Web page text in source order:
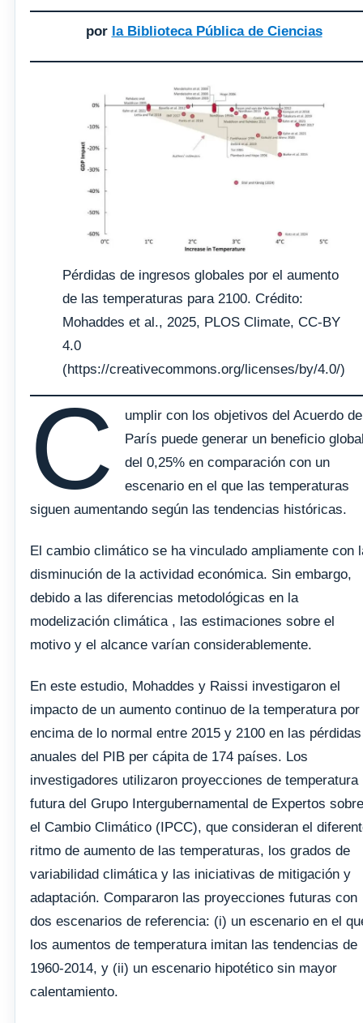
por la Biblioteca Pública de Ciencias
Pérdidas de ingresos globales por el aumento
de las temperaturas para 2100. Crédito:
Mohaddes et al., 2025, PLOS Climate, CC-BY
4.0
(https://creativecommons.org/licenses/by/4.0/)
C
umplir con los objetivos del Acuerdo de
París puede generar un beneficio
del 0,25% en comparación con un
escenario en el que las temperaturas
siguen aumentando según las tendencias históricas.
El cambio climático se ha vinculado ampliamente con
disminución de la actividad económica. Sin embargo,
debido a las diferencias metodológicas en la
modelización climática , las estimaciones sobre el
motivo y el alcance varían considerablemente.
En este estudio, Mohaddes y Raissi investigaron el
impacto de un aumento continuo de la temperatura por
encima de lo normal entre 2015 y 2100 en las pérdidas
anuales del PIB per cápita de 174 países. Los
investigadores utilizaron proyecciones de temperatura
futura del Grupo Intergubernamental de Expertos sobre
el Cambio Climático (IPCC), que consideran el
ritmo de aumento de las temperaturas, los grados de
variabilidad climática y las iniciativas de mitigación y
adaptación. Compararon las proyecciones futuras con
dos escenarios de referencia: (i) un escenario en el
los aumentos de temperatura imitan las tendencias de
1960-2014, y (ii) un escenario hipotético sin mayor
calentamiento.